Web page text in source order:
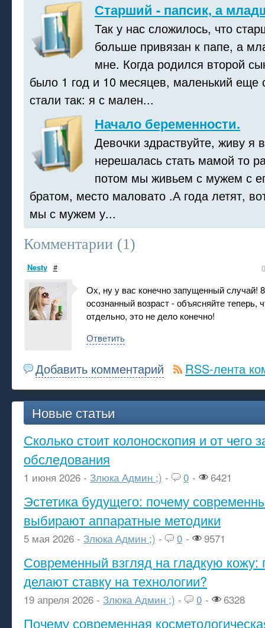
Старший - папсик, а
Так у нас сложилось, что
больше привязан к папе, а
мне. Когда родился второй
было 1 год и 10 месяцев, маленький еще
стали так: я с мален...
Начало беременности.
Девочки здраствуйте, живу я
нерешалась стать мамой то
потом мы живьем с мужем с
братом, место маловато .А года летят,
мы с мужем у...
Комментарии (1)
Nesty # 0
Ох, ну у вас конечно запущенный случай!
осознанный возраст - объясняйте теперь,
отдельно, это не дело конечно!
Ответить
Добавить комментарий RSS-лента
Новые статьи
Сколько стоит колоноскопия и от чего
обследования
1 июня 2026 - Злюка Админ ;) - 0 - 6421
Эстетика будущего: почему
выбирают аппаратные методики
5 мая 2026 - Злюка Админ ;) - 0 - 9571
Современный взгляд на гладкую кожу:
делают ставку на технологии?
19 апреля 2026 - Злюка Админ ;) - 0 - 6328
Почему современная